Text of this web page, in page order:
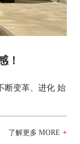
！
断变革、进化 始